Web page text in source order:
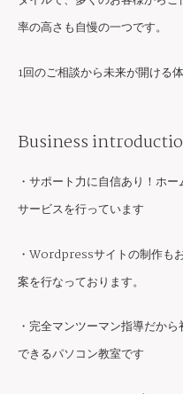
率の高さも自慢の一つです。
1回のご相談から未来が開ける
Business
・サポート力に自信あり！ホ
サービスを行っています
・Wordpressサイトの制作も
案を行なっております。
・完全マンツーマン指導だか
できるパソコン教室です